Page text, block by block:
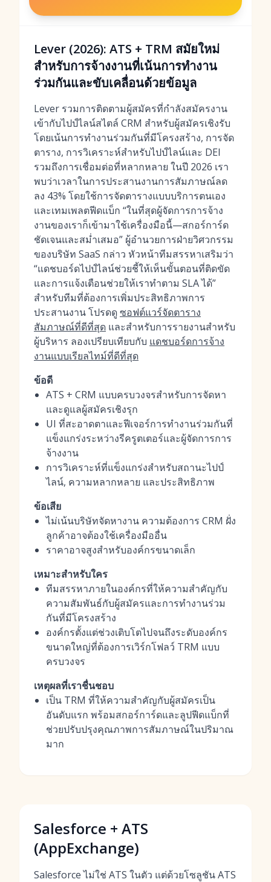
Lever (2026): ATS + TRM สมัยใหม่
สำหรับการจ้างงานที่เน้นการทำงาน
ร่วมกันและขับเคลื่อนด้วยข้อมูล
Lever รวมการติดตามผู้สมัครที่กำลังสมัครงาน
เข้ากับไปป์ไลน์สไตล์ CRM สำหรับผู้สมัครเชิงรับ
โดยเน้นการทำงานร่วมกันที่มีโครงสร้าง, การจัด
ตาราง, การวิเคราะห์สำหรับไปป์ไลน์และ DEI
รวมถึงการเชื่อมต่อที่หลากหลาย ในปี 2026 เรา
พบว่าเวลาในการประสานงานการสัมภาษณ์ลด
ลง 43% โดยใช้การจัดตารางแบบบริการตนเอง
และเทมเพลตฟีดแบ็ก “ในที่สุดผู้จัดการการจ้าง
งานของเราก็เข้ามาใช้เครื่องมือนี้—สกอร์การ์ด
ชัดเจนและสม่ำเสมอ” ผู้อำนวยการฝ่ายวิศวกรรม
ของบริษัท SaaS กล่าว หัวหน้าทีมสรรหาเสริมว่า
“แดชบอร์ดไปป์ไลน์ช่วยชี้ให้เห็นขั้นตอนที่ติดขัด
และการแจ้งเตือนช่วยให้เราทำตาม SLA ได้”
สำหรับทีมที่ต้องการเพิ่มประสิทธิภาพการ
ประสานงาน โปรดดูซอฟต์แวร์จัดตาราง
สัมภาษณ์ที่ดีที่สุด และสำหรับการรายงานสำหรับ
ผู้บริหาร ลองเปรียบเทียบกับ แดชบอร์ดการจ้าง
งานแบบเรียลไทม์ที่ดีที่สุด
ข้อดี
ATS + CRM แบบครบวงจรสำหรับการจัดหา
และดูแลผู้สมัครเชิงรุก
UI ที่สะอาดตาและฟีเจอร์การทำงานร่วมกันที่
แข็งแกร่งระหว่างรีครูตเตอร์และผู้จัดการการ
จ้างงาน
การวิเคราะห์ที่แข็งแกร่งสำหรับสถานะไปป์
ไลน์, ความหลากหลาย และประสิทธิภาพ
ข้อเสีย
ไม่เน้นบริษัทจัดหางาน ความต้องการ CRM ฝั่ง
ลูกค้าอาจต้องใช้เครื่องมืออื่น
ราคาอาจสูงสำหรับองค์กรขนาดเล็ก
เหมาะสำหรับใคร
ทีมสรรหาภายในองค์กรที่ให้ความสำคัญกับ
ความสัมพันธ์กับผู้สมัครและการทำงานร่วม
กันที่มีโครงสร้าง
องค์กรตั้งแต่ช่วงเติบโตไปจนถึงระดับองค์กร
ขนาดใหญ่ที่ต้องการเวิร์กโฟลว์ TRM แบบ
ครบวงจร
เหตุผลที่เราชื่นชอบ
เป็น TRM ที่ให้ความสำคัญกับผู้สมัครเป็น
อันดับแรก พร้อมสกอร์การ์ดและลูปฟีดแบ็กที่
ช่วยปรับปรุงคุณภาพการสัมภาษณ์ในปริมาณ
มาก
Salesforce + ATS
(AppExchange)
Salesforce ไม่ใช่ ATS ในตัว แต่ด้วยโซลูชัน ATS